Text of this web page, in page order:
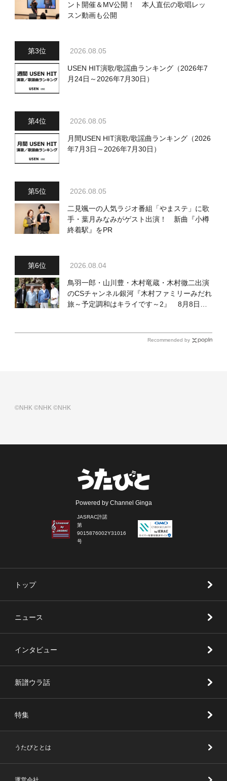
ント開催＆MV公開！ 本人直伝の歌唱レッ
スン動画も公開
2026.08.05
USEN HIT演歌/歌謡曲ランキング（2026年7
月24日～2026年7月30日）
2026.08.05
月間USEN HIT演歌/歌謡曲ランキング（2026
年7月3日～2026年7月30日）
2026.08.05
二見颯一の人気ラジオ番組「やまステ」に歌
手・葉月みなみがゲスト出演！ 新曲『小樽
終着駅』をPR
2026.08.04
鳥羽一郎・山川豊・木村竜蔵・木村徹二出演
のCSチャンネル銀河『木村ファミリーみだれ
旅～予定調和はキライです～2』 8月8日
Recommended by
©NHK©NHK©NHK
Powered by Channel Ginga
JASRAC許諾
第
9015876002Y31016
号
トップ
ニュース
インタビュー
新譜ウラ話
特集
うたびととは